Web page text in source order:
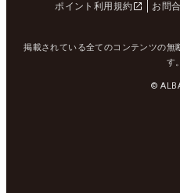
ポイント利用規約
お問
掲載されている全てのコンテンツの無
す。
©